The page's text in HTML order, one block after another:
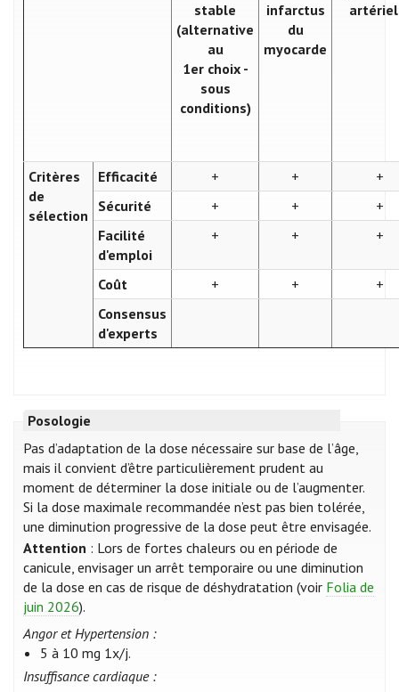
stable
(alternative
au
1er choix -
sous
conditions)
infarctus
du
myocarde
Critères
de
sélection
Efficacité + +
+
Sécurité
+ +
+
Facilité
d'emploi
+ + +
Coût + +
+
Consensus
d'experts
Posologie
Pas d’adaptation de la dose nécessaire sur base de l’âge,
mais il convient d’être particulièrement prudent au
moment de déterminer la dose initiale ou de l’augmenter.
Si la dose maximale recommandée n’est pas bien tolérée,
une diminution progressive de la dose peut être envisagée.
Attention : Lors de fortes chaleurs ou en période de
canicule, envisager un arrêt temporaire ou une diminution
de la dose en cas de risque de déshydratation (voir Folia de
juin 2026).
Angor et Hypertension :
5 à 10 mg 1x/j.
Insuffisance cardiaque :